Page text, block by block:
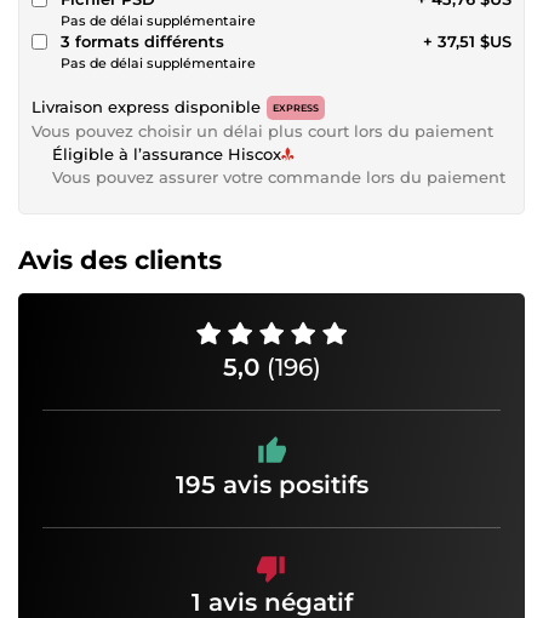
Pas de délai supplémentaire
3 formats différents
Pas de délai supplémentaire
+ 37,51 $US
Livraison express disponible EXPRESS
Vous pouvez choisir un délai plus court lors du paiement
Éligible à l’assurance Hiscox
Vous pouvez assurer votre commande lors du paiement
Avis des clients
5,0 (196)
195 avis positifs
1 avis négatif